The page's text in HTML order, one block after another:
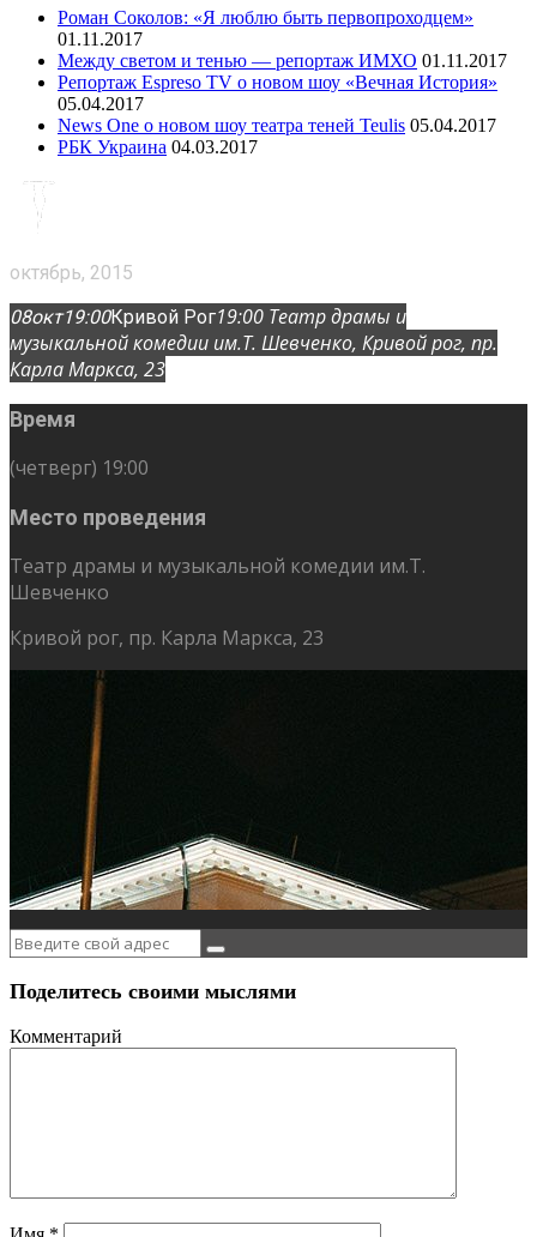
Роман Соколов: «Я люблю быть первопроходцем»
01.11.2017
Между светом и тенью — репортаж ИМХО 01.11.2017
Репортаж Espreso TV о новом шоу «Вечная История»
05.04.2017
News One о новом шоу театра теней Teulis 05.04.2017
РБК Украина 04.03.2017
октябрь, 2015
08окт19:00Кривой Рог19:00 Театр драмы и
музыкальной комедии им.Т. Шевченко, Кривой рог, пр.
Карла Маркса, 23
Время
(четверг) 19:00
Место проведения
Театр драмы и музыкальной комедии им.Т.
Шевченко
Кривой рог, пр. Карла Маркса, 23
Поделитесь своими мыслями
Комментарий